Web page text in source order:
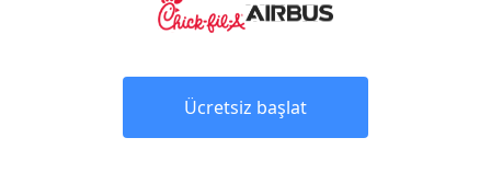
Ücretsiz başlat